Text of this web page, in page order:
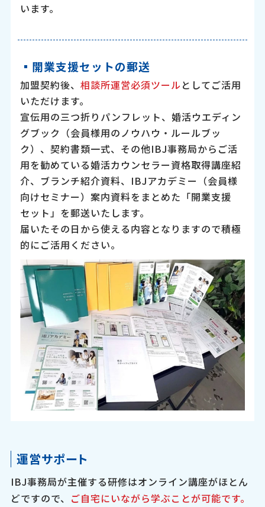
います。
▪︎開業支援セットの郵送
加盟契約後、相談所運営必須ツールとしてご活用
いただけます。
宣伝用の三つ折りパンフレット、婚活ウエディン
グブック（会員様用のノウハウ・ルールブッ
ク）、契約書類一式、その他IBJ事務局からご活
用を勧めている婚活カウンセラー資格取得講座紹
介、ブランチ紹介資料、IBJアカデミー（会員様
向けセミナー）案内資料をまとめた「開業支援
セット」を郵送いたします。
届いたその日から使える内容となりますので積極
的にご活用ください。
運営サポート
IBJ事務局が主催する研修はオンライン講座がほとん
どですので、 ご自宅にいながら学ぶことが可能です。